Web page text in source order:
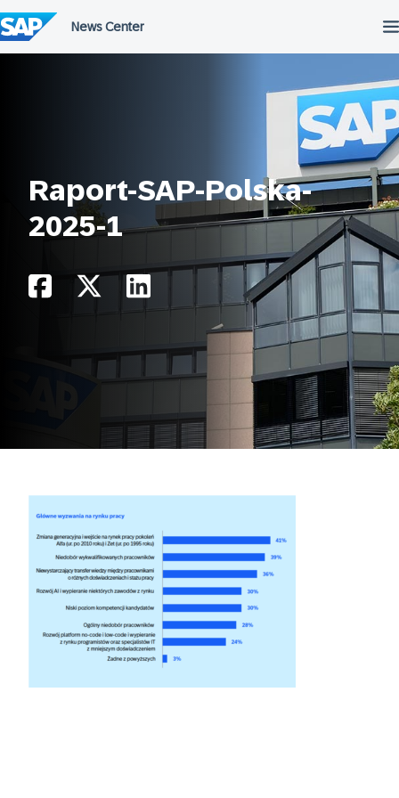
do
treści
Raport-SAP-Polska-
2025-1